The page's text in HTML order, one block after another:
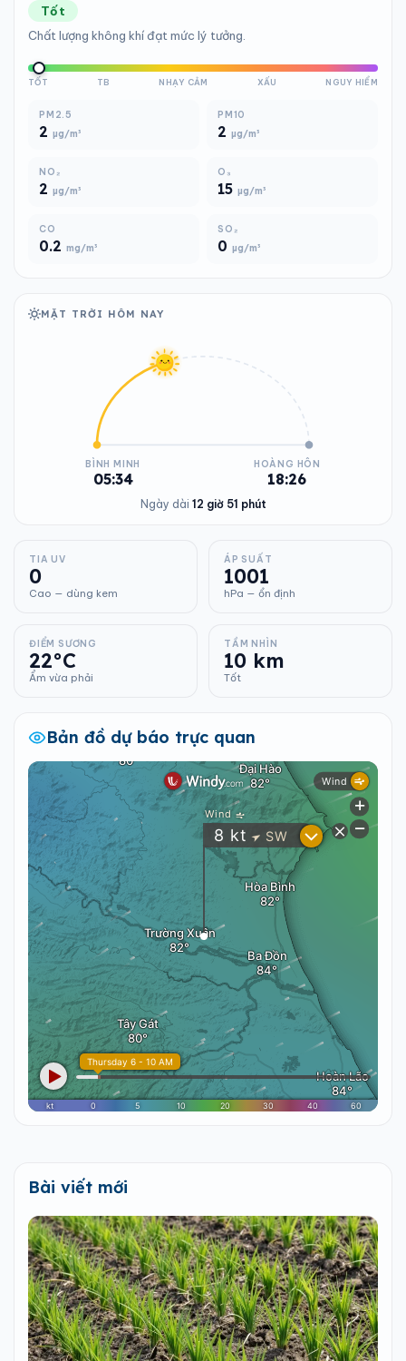
Tốt
Chất lượng không khí đạt mức lý tưởng.
TỐT TB NHẠY CẢM XẤU NGUY HIỂM
PM2.5
2 µg/m³
PM10
2 µg/m³
NO₂
2 µg/m³
O₃
15 µg/m³
CO
0.2 mg/m³
SO₂
0 µg/m³
MẶT TRỜI HÔM NAY
BÌNH MINH
05:34
HOÀNG HÔN
18:26
Ngày dài 12 giờ 51 phút
TIA UV
0
Cao — dùng kem
ÁP SUẤT
1001
hPa — ổn định
ĐIỂM SƯƠNG
22°C
Ẩm vừa phải
TẦM NHÌN
10 km
Tốt
Bản đồ dự báo trực quan
Bài viết mới